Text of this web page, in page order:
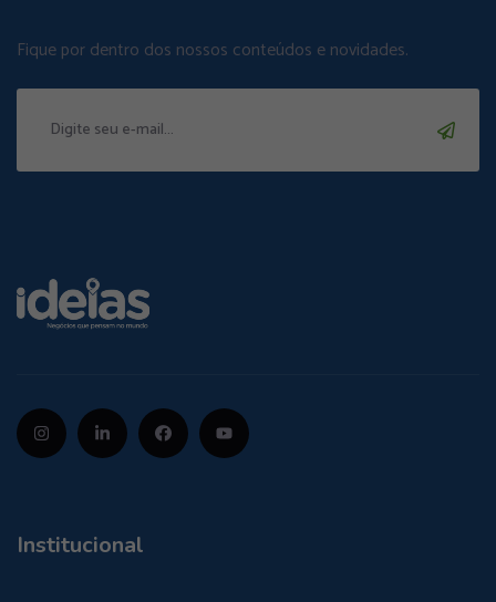
Fique por dentro dos nossos conteúdos e novidades.
Institucional